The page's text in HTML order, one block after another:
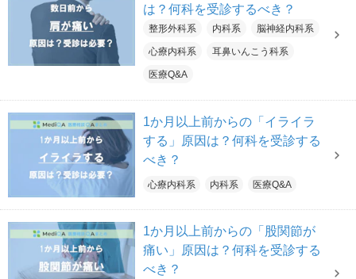
は？何科を受診するべき？
整形外科系 内科系 脳神経内科系
心療内科系 耳鼻いんこう科系
医療Q&A
1か月以上前からの「イライラ
する」原因は？何科を受診する
べき？
心療内科系 内科系 医療Q&A
1か月以上前からの「股関節が
痛い」原因は？何科を受診する
べき？